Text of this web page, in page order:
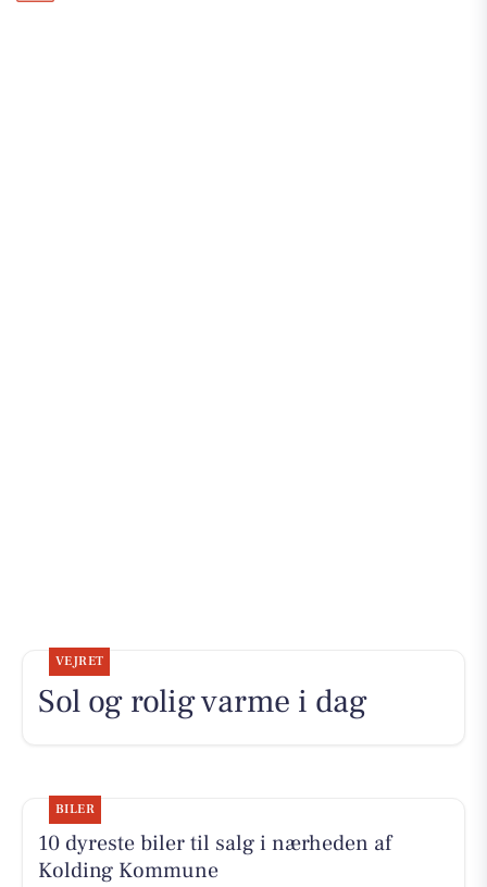
VEJRET
Sol og rolig varme i dag
BILER
10 dyreste biler til salg i nærheden af
Kolding Kommune